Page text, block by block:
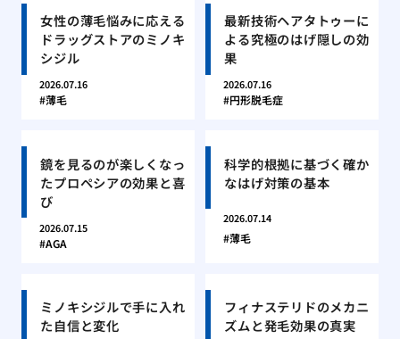
女性の薄毛悩みに応える
ドラッグストアのミノキ
シジル
2026.07.16
薄毛
最新技術ヘアタトゥーに
よる究極のはげ隠しの効
果
2026.07.16
円形脱毛症
鏡を見るのが楽しくなっ
たプロペシアの効果と喜
び
2026.07.15
AGA
科学的根拠に基づく確か
なはげ対策の基本
2026.07.14
薄毛
ミノキシジルで手に入れ
た自信と変化
フィナステリドのメカニ
ズムと発毛効果の真実